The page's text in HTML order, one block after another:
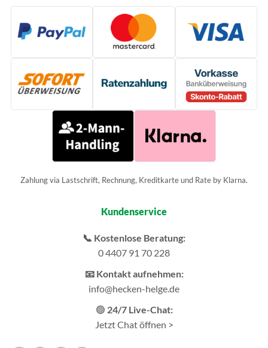
Zahlung via Lastschrift, Rechnung, Kreditkarte und Rate by Klarna.
Kundenservice
📞 Kostenlose Beratung:
0 4407 91 70 228
📧 Kontakt aufnehmen:
info@hecken-helge.de
🟢 24/7 Live-Chat:
Jetzt Chat öffnen >